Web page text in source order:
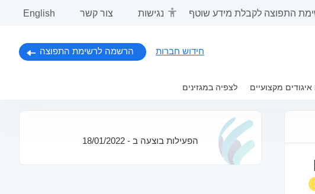
English צור קשר נגישות התפוצה לקבלת מידע שוטף
חידוש חברות הרשמה לרשימת התפוצה
מקצועיים לצפיה במגזינים
DIGITAL SYSTEMS
הפעילות בוצעה ב - 18/01/2022